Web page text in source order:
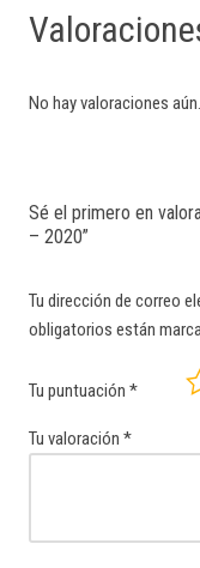
No hay valoraciones aún.
Sé el primero en
– 2020”
Tu dirección de correo
obligatorios están
Tu puntuación *
Tu valoración *